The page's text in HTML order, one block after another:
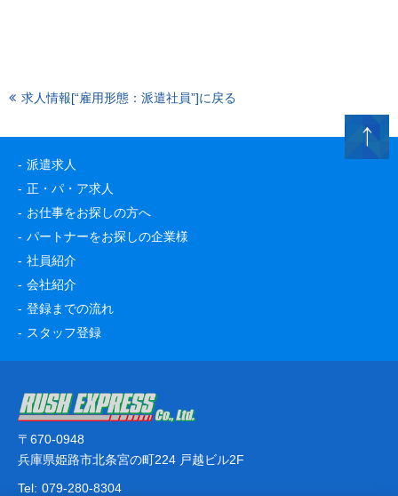
求人情報[“雇用形態：派遣社員”]に戻る
派遣求人
正・パ・ア求人
お仕事をお探しの方へ
パートナーをお探しの企業様
社員紹介
会社紹介
登録までの流れ
スタッフ登録
〒670-0948
兵庫県姫路市北条宮の町224 戸越ビル2F
Tel: 079-280-8304